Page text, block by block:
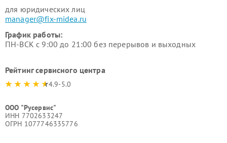
для юридических лиц
manager@fix-midea.ru
График работы:
ПН-ВСК с 9:00 до 21:00 без перерывов и выходных
Рейтинг сервисного центра
4.9-5.0
ООО "Русервис"
ИНН 7702633247
ОГРН 1077746335776